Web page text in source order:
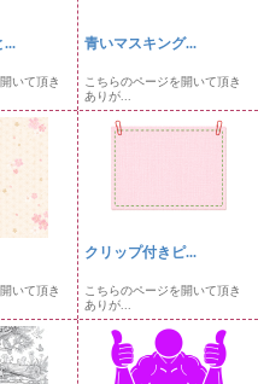
...
いて頂き
青いマスキング...
こちらのページを開いて頂き
ありが...
いて頂き
クリップ付きピ...
こちらのページを開いて頂き
ありが...